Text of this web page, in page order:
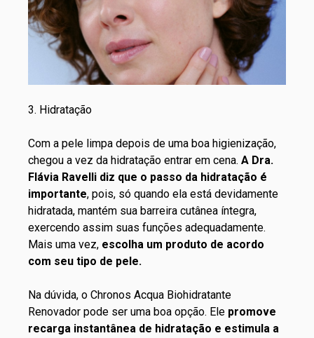
3. Hidratação
Com a pele limpa depois de uma boa higienização,
chegou a vez da hidratação entrar em cena. A Dra.
Flávia Ravelli diz que o passo da hidratação é
importante, pois, só quando ela está devidamente
hidratada, mantém sua barreira cutânea íntegra,
exercendo assim suas funções adequadamente.
Mais uma vez, escolha um produto de acordo
com seu tipo de pele.
Na dúvida, o Chronos Acqua Biohidratante
Renovador pode ser uma boa opção. Ele promove
recarga instantânea de hidratação e estimula a